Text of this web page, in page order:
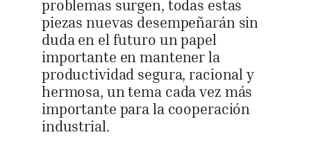
problemas surgen, todas estas
piezas nuevas desempeñarán sin
duda en el futuro un papel
importante en mantener la
productividad segura, racional y
hermosa, un tema cada vez más
importante para la cooperación
industrial.